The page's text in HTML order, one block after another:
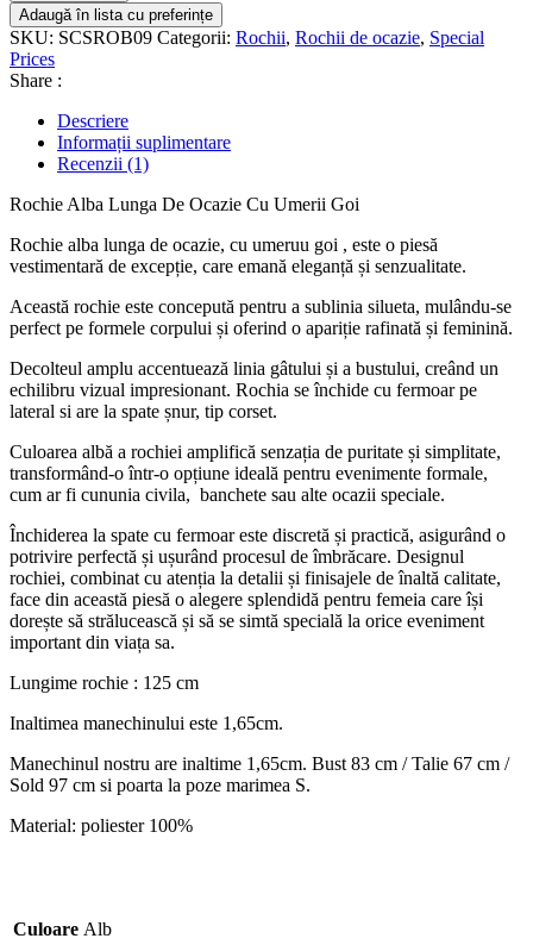
Adaugă în lista cu preferințe
SKU: SCSROB09 Categorii: Rochii, Rochii de ocazie, Special
Prices
Share :
Descriere
Informații suplimentare
Recenzii (1)
Rochie Alba Lunga De Ocazie Cu Umerii Goi
Rochie alba lunga de ocazie, cu umeruu goi , este o piesă
vestimentară de excepție, care emană eleganță și senzualitate.
Această rochie este concepută pentru a sublinia silueta, mulându-se
perfect pe formele corpului și oferind o apariție rafinată și feminină.
Decolteul amplu accentuează linia gâtului și a bustului, creând un
echilibru vizual impresionant. Rochia se închide cu fermoar pe
lateral si are la spate șnur, tip corset.
Culoarea albă a rochiei amplifică senzația de puritate și simplitate,
transformând-o într-o opțiune ideală pentru evenimente formale,
cum ar fi cununia civila, banchete sau alte ocazii speciale.
Închiderea la spate cu fermoar este discretă și practică, asigurând o
potrivire perfectă și ușurând procesul de îmbrăcare. Designul
rochiei, combinat cu atenția la detalii și finisajele de înaltă calitate,
face din această piesă o alegere splendidă pentru femeia care își
dorește să strălucească și să se simtă specială la orice eveniment
important din viața sa.
Lungime rochie : 125 cm
Inaltimea manechinului este 1,65cm.
Manechinul nostru are inaltime 1,65cm. Bust 83 cm / Talie 67 cm /
Sold 97 cm si poarta la poze marimea S.
Material: poliester 100%
Culoare Alb